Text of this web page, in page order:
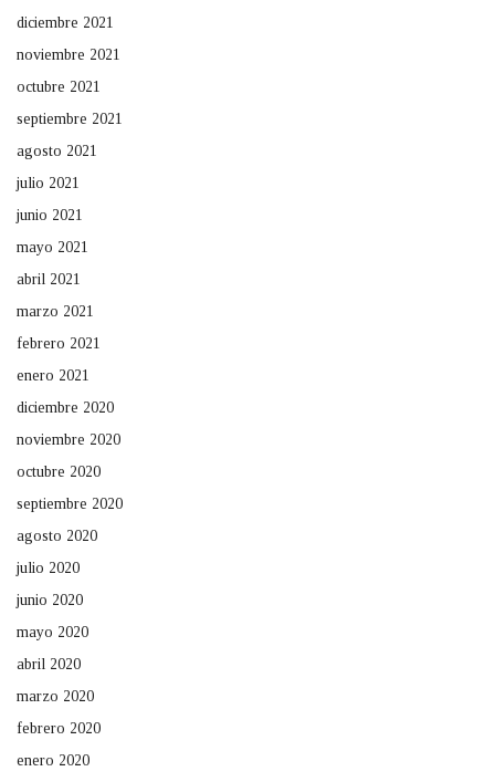
diciembre 2021
noviembre 2021
octubre 2021
septiembre 2021
agosto 2021
julio 2021
junio 2021
mayo 2021
abril 2021
marzo 2021
febrero 2021
enero 2021
diciembre 2020
noviembre 2020
octubre 2020
septiembre 2020
agosto 2020
julio 2020
junio 2020
mayo 2020
abril 2020
marzo 2020
febrero 2020
enero 2020